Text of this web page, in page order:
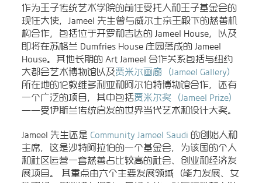
作为王子传统艺术学院的前任受托人和王子基金会的
现任大使，Jameel 先生曾与威尔士亲王殿下的慈善机
构合作，包括位于开罗和吉达的 Jameel House，以及
即将在苏格兰 Dumfries House 庄园落成的 Jameel
House。其他长期的 Art Jameel 合作关系包括与纽约
大都会艺术博物馆以及贾米尔画廊（Jameel Gallery）
所在地的伦敦维多利亚和阿尔伯特博物馆合作，还有
一个广泛的项目，其中包括贾米尔奖（Jameel Prize）
——受伊斯兰传统启发的世界当代艺术和设计大奖。
Jameel 先生还是 Community Jameel Saudi 的创始人和
主席，这是沙特阿拉伯的一个基金会，为该国的个人
和社区运营一套慈善占比较高的社会、创业和经济发
展项目。 其重点由六个主要发展领域（能力发展、女